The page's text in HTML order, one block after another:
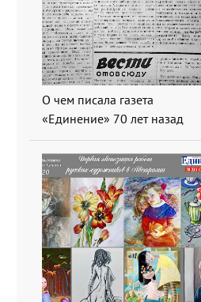
О чем писала газета
«Единение» 70 лет назад